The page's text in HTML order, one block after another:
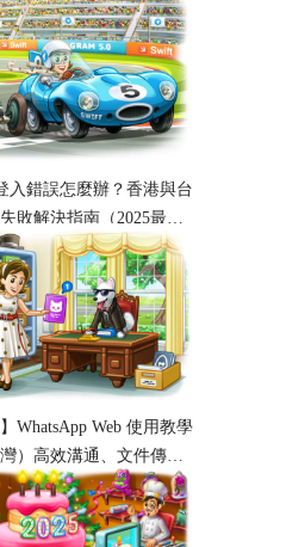
入錯誤怎麼辦？香港與台
敗解決指南（2025最
WhatsApp Web 使用教學
）高效溝通、文件傳輸